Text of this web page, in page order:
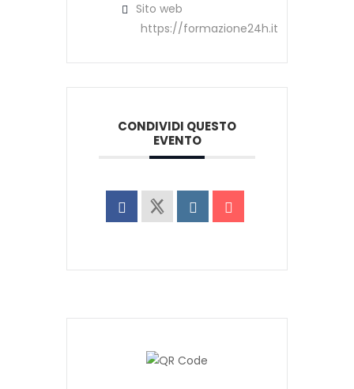
Sito web
https://formazione24h.it
CONDIVIDI QUESTO
EVENTO